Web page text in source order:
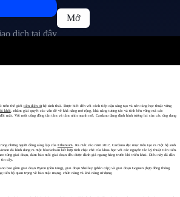
dịch tại đây
Mở
trên thế giới tiền điện tửhệ sinh thái. Được biết đến với cách tiếp cận sáng tạo và nền tảng học thuật vững
khối
, nhằm giải quyết các vấn đề về khả năng mở rộng, khả năng tương tác và tính bền vững mà các
mặt. Với một cộng đồng tận tâm và tầm nhìn mạnh mẽ, Cardano đang định hình tương lai của các ứng dụng
những người đồng sáng lập của Ethereum. Ra mắt vào năm 2017, Cardano đặt mục tiêu tạo ra một hệ sinh
đã hình dung ra một blockchain kết hợp tính chặt chẽ của khoa học với các nguyên tắc kỹ thuật tiên tiến.
từng giai đoạn, đảm bảo mỗi giai đoạn đều được đánh giá ngang hàng trước khi triển khai. Điều này đã dẫn
tin cậy.
bao gồm giai đoạn Byron (nền tảng), giai đoạn Shelley (phân cấp) và giai đoạn Goguen (hợp đồng thông
tiến bộ quan trọng về bảo mật mạng, chức năng và khả năng sử dụng.